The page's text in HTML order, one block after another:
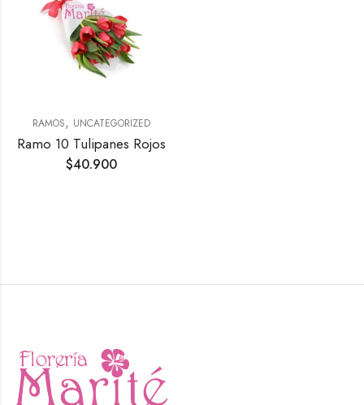
RAMOS, UNCATEGORIZED
Ramo 10 Tulipanes Rojos
$40.900